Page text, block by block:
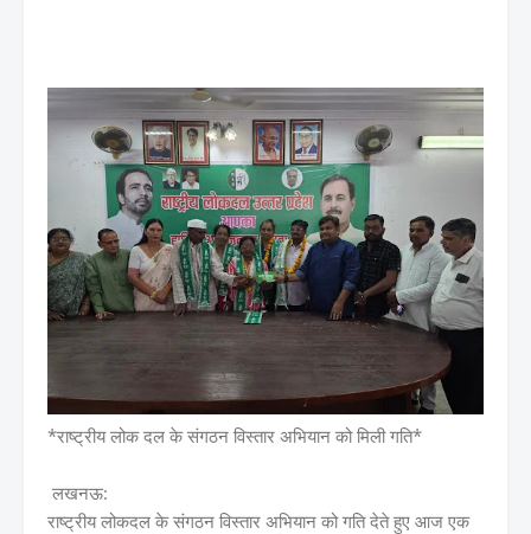
*राष्ट्रीय लोक दल के संगठन विस्तार अभियान को मिली गति*
लखनऊ:
राष्ट्रीय लोकदल के संगठन विस्तार अभियान को गति देते हुए आज एक